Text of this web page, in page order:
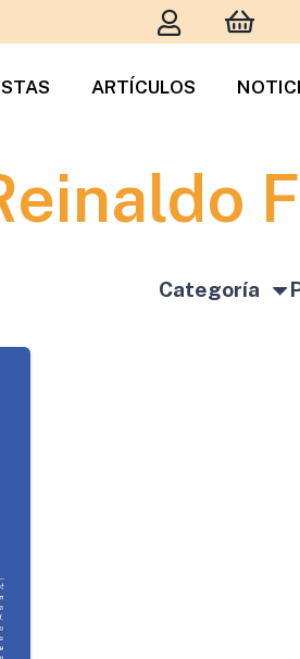
ARTÍCULOS
Categoría